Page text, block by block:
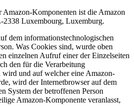
Amazon-Komponenten ist die Amazon
2338 Luxembourg, Luxemburg.
dem informationstechnologischen
Was Cookies sind, wurde oben
einzelnen Aufruf einer der Einzelseiten
den für die Verarbeitung
und auf welcher eine Amazon-
wird der Internetbrowser auf dem
System der betroffenen Person
Amazon-Komponente veranlasst,